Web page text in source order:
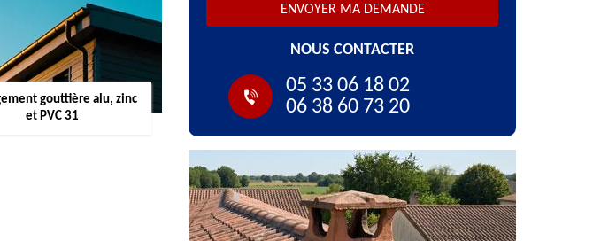
gouttière alu, zinc
et PVC 31
NOUS CONTACTER
05 33 06 18 02
06 38 60 73 20